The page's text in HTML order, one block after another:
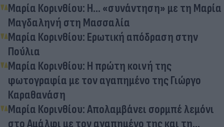
Μαρία Κορινθίου: Η… «συνάντηση» με τη Μαρία
Μαγδαληνή στη Μασσαλία
Μαρία Κορινθίου: Ερωτική απόδραση στην
Πούλια
Μαρία Κορινθίου: Η πρώτη κοινή της
φωτογραφία με τον αγαπημένο της Γιώργο
Καραθανάση
Μαρία Κορινθίου: Απολαμβάνει σορμπέ λεμόνι
στο Αμάλφι με τον αγαπημένο της και τη…